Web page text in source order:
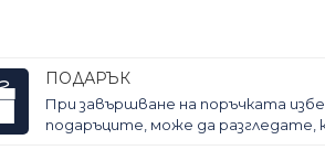
ПОДАРЪК
При завършване на поръчката
подаръците, може да разгледате,